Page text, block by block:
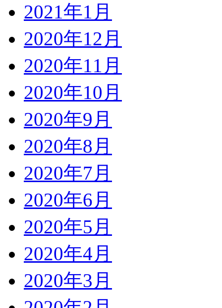
2021年1月
2020年12月
2020年11月
2020年10月
2020年9月
2020年8月
2020年7月
2020年6月
2020年5月
2020年4月
2020年3月